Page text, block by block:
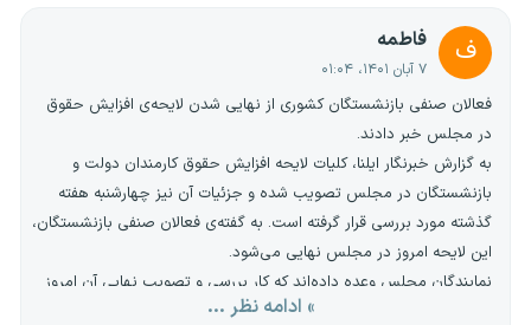
ف فاطمه
۷ آبان ۱۴۰۱، ۰۱:۰۴
فعالان صنفی بازنشستگان کشوری از نهایی شدن لایحه‌ی افزایش حقوق
در مجلس خبر دادند.
به گزارش خبرنگار ایلنا، کلیات لایحه افزایش حقوق کارمندان دولت و
بازنشستگان در مجلس تصویب شده و جزئیات آن نیز چهارشنبه هفته
گذشته مورد بررسی قرار گرفته است. به گفته‌ی فعالان صنفی بازنشستگان،
این لایحه امروز در مجلس نهایی می‌شود.
نمایندگان مجلس وعده داده‌اند که کار بررسی و تصویب نهایی آن امروز
یکشنبه به پایان خواهد رسید؛ این لایحه بعد از تایید شورای نگهبان به اجرا
» ادامه نظر ...